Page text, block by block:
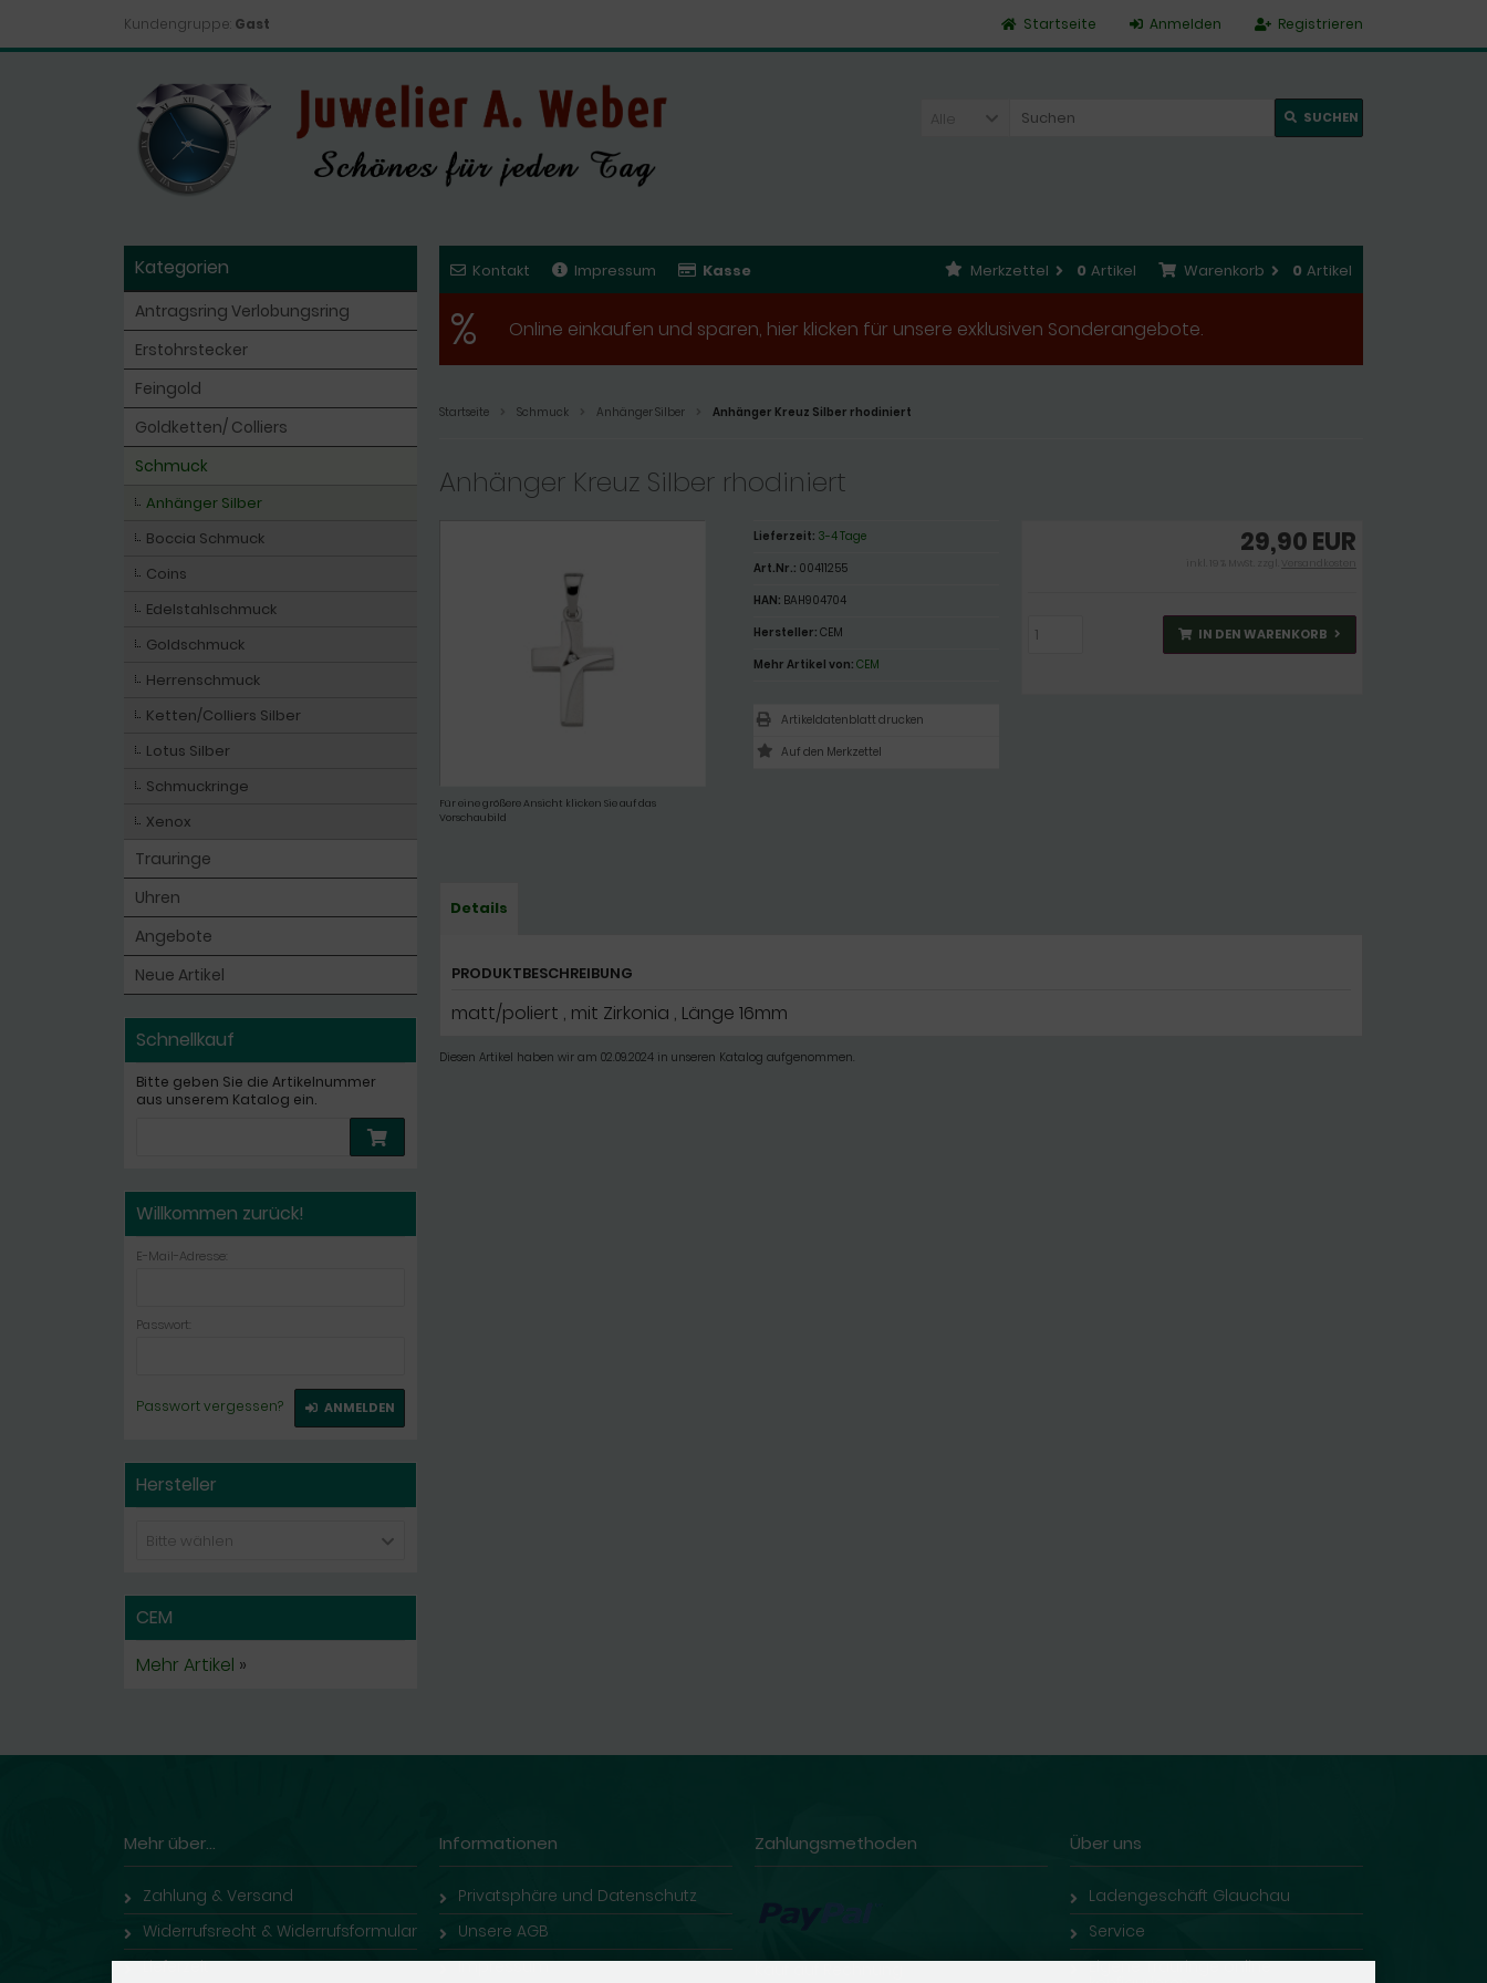
Kundengruppe: Gast Registrieren
Anmelden
Startseite
Alle SUCHEN
Kontakt Impressum Kasse Warenkorb 0 Artikel
Merkzettel 0 Artikel
% Online einkaufen und sparen, hier klicken für unsere exklusiven Sonderangebote.
Startseite Schmuck Anhänger Silber Anhänger Kreuz Silber rhodiniert
Anhänger Kreuz Silber rhodiniert
Für eine größere Ansicht klicken Sie auf das
Vorschaubild
29,90 EUR
inkl. 19 % MwSt. zzgl. Versandkosten
IN DEN WARENKORB
Lieferzeit: 3-4 Tage
Art.Nr.: 00411255
HAN: BAH904704
Hersteller: CEM
Mehr Artikel von: CEM
Artikeldatenblatt drucken
Details
PRODUKTBESCHREIBUNG
matt/poliert , mit Zirkonia , Länge 16mm
Diesen Artikel haben wir am 02.09.2024 in unseren Katalog aufgenommen.
Kategorien
Antragsring Verlobungsring
Erstohrstecker
Feingold
Goldketten/ Colliers
Schmuck
Anhänger Silber
Boccia Schmuck
Coins
Edelstahlschmuck
Goldschmuck
Herrenschmuck
Ketten/Colliers Silber
Lotus Silber
Schmuckringe
Xenox
Trauringe
Uhren
Angebote
Neue Artikel
Schnellkauf
Bitte geben Sie die Artikelnummer
aus unserem Katalog ein.
Willkommen zurück!
E-Mail-Adresse:
Passwort:
Passwort vergessen? ANMELDEN
Hersteller
Bitte wählen
CEM
Mehr Artikel »
Mehr über...
Zahlung & Versand
Widerrufsrecht & Widerrufsformular
Lieferzeit
Informationen
Privatsphäre und Datenschutz
Unsere AGB
Impressum
Zahlungsmethoden Über uns
Ladengeschäft Glauchau
Service
Eigene Trauringe online